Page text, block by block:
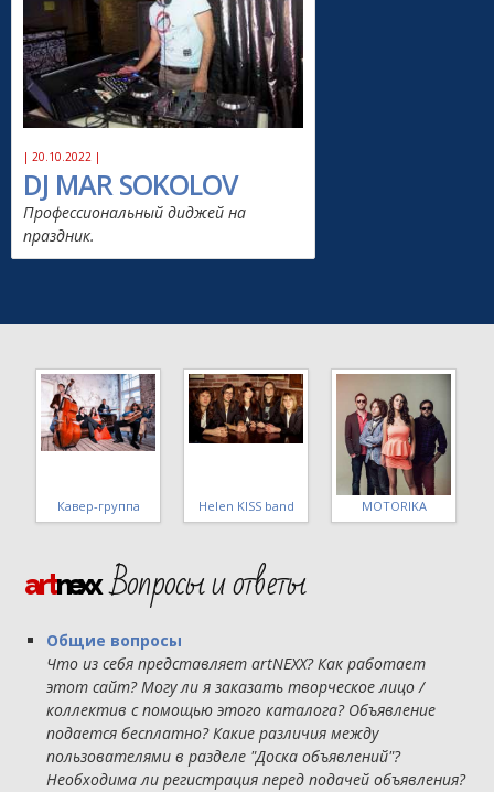
| 20.10.2022 |
DJ MAR SOKOLOV
Профессиональный диджей на
праздник.
Стиляги band МШ 4 уровня ВИГ Татьяна Макарова
artnexx Вопросы и ответы
Общие вопросы
Что из себя представляет artNEXX? Как работает
этот сайт? Могу ли я заказать творческое лицо /
коллектив с помощью этого каталога? Объявление
подается бесплатно? Какие различия между
пользователями в разделе "Доска объявлений"?
Необходима ли регистрация перед подачей объявления?